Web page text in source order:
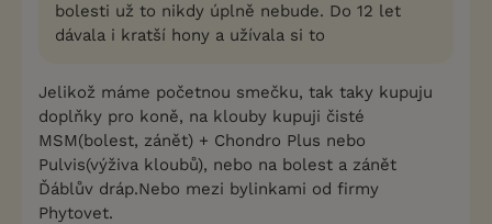
bolesti už to nikdy úplně nebude. Do 12 let
dávala i kratší hony a užívala si to
Jelikož máme početnou smečku, tak taky kupuju
doplňky pro koně, na klouby kupuji čisté
MSM(bolest, zánět) + Chondro Plus nebo
Pulvis(výživa kloubů), nebo na bolest a zánět
Ďáblův dráp.Nebo mezi bylinkami od firmy
Phytovet.